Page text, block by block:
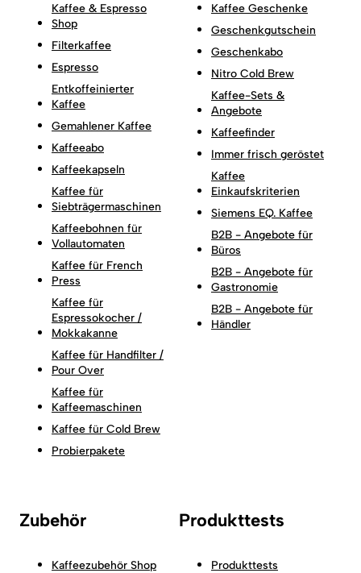
Kaffee & Espresso
Shop
Filterkaffee
Espresso
Entkoffeinierter
Kaffee
Gemahlener Kaffee
Kaffeeabo
Kaffeekapseln
Kaffee für
Siebträgermaschinen
Kaffeebohnen für
Vollautomaten
Kaffee für French
Press
Kaffee für
Espressokocher /
Mokkakanne
Kaffee für Handfilter /
Pour Over
Kaffee für
Kaffeemaschinen
Kaffee für Cold Brew
Probierpakete
Kaffee Geschenke
Geschenkgutschein
Geschenkabo
Nitro Cold Brew
Kaffee-Sets &
Angebote
Kaffeefinder
Immer frisch geröstet
Kaffee
Einkaufskriterien
Siemens EQ. Kaffee
B2B - Angebote für
Büros
B2B - Angebote für
Gastronomie
B2B - Angebote für
Händler
Zubehör
Kaffeezubehör Shop
Produkttests
Produkttests